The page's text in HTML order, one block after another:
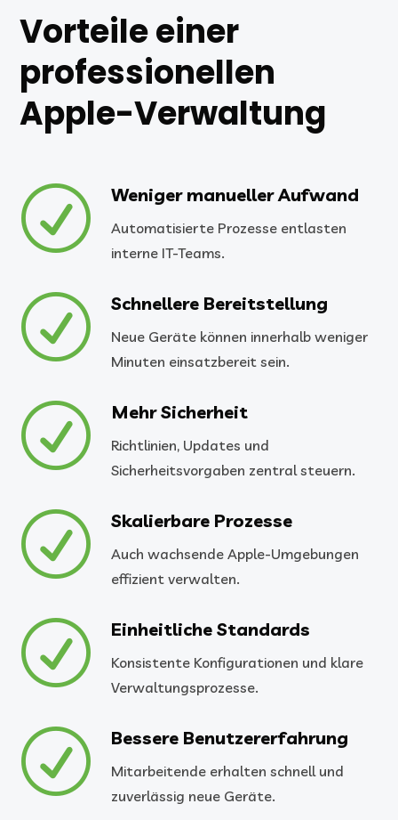
Vorteile einer
professionellen
Apple-Verwaltung
R Weniger manueller Aufwand
Automatisierte Prozesse entlasten
interne IT-Teams.
R Schnellere Bereitstellung
Neue Geräte können innerhalb weniger
Minuten einsatzbereit sein.
R Mehr Sicherheit
Richtlinien, Updates und
Sicherheitsvorgaben zentral steuern.
R Skalierbare Prozesse
Auch wachsende Apple-Umgebungen
effizient verwalten.
R Einheitliche Standards
Konsistente Konfigurationen und klare
Verwaltungsprozesse.
R Bessere Benutzererfahrung
Mitarbeitende erhalten schnell und
zuverlässig neue Geräte.